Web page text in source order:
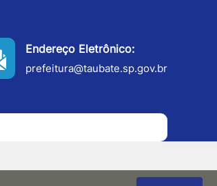
Endereço Eletrônico:
prefeitura@taubate.sp.gov.br